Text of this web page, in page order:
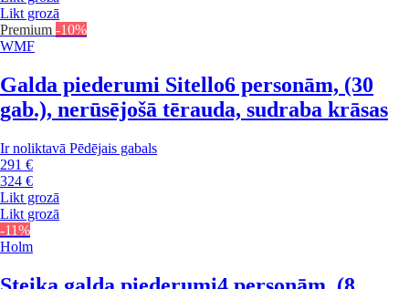
Likt grozā
Premium -10%
WMF
Galda piederumi Sitello6 personām, (30
gab.), nerūsējošā tērauda, sudraba krāsas
Ir noliktavā Pēdējais gabals
291 €
324 €
Likt grozā
Likt grozā
-11%
Holm